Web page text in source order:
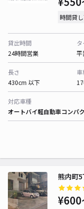
時間貸
貸出時間
24時間営業
平
長さ
430cm 以下
対応車種
オートバイ軽自動車コンパ
熊内町
¥600